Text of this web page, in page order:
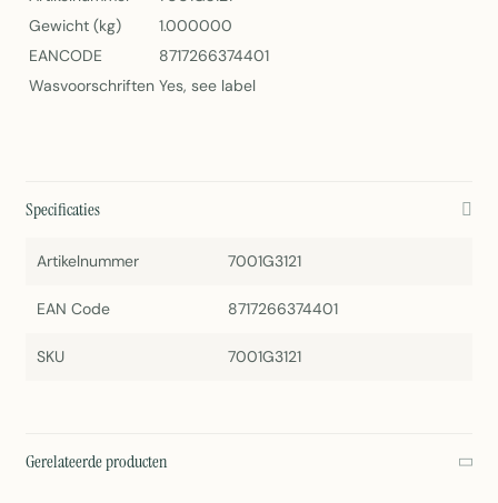
Gewicht (kg)
1.000000
EANCODE
8717266374401
Wasvoorschriften Yes, see label
Specificaties
Artikelnummer 7001G3121
EAN Code 8717266374401
SKU 7001G3121
Gerelateerde producten